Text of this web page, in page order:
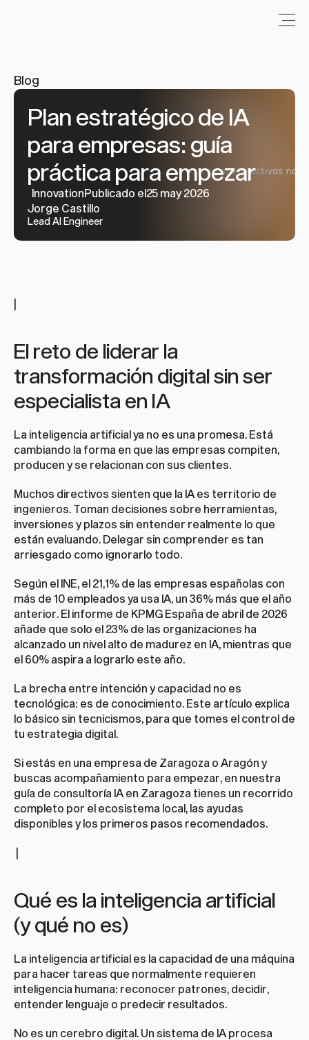
Blog
Plan estratégico de IA
para empresas: guía
práctica para empezar
InnovationPublicado el25 may 2026
Jorge Castillo
Lead AI Engineer
|
El reto de liderar la
transformación digital sin ser
especialista en IA
La inteligencia artificial ya no es una promesa. Está
cambiando la forma en que las empresas compiten,
producen y se relacionan con sus clientes.
Muchos directivos sienten que la IA es territorio de
ingenieros. Toman decisiones sobre herramientas,
inversiones y plazos sin entender realmente lo que
están evaluando. Delegar sin comprender es tan
arriesgado como ignorarlo todo.
Según el INE, el 21,1% de las empresas españolas con
más de 10 empleados ya usa IA, un 36% más que el año
anterior. El informe de KPMG España de abril de 2026
añade que solo el 23% de las organizaciones ha
alcanzado un nivel alto de madurez en IA, mientras que
el 60% aspira a lograrlo este año.
La brecha entre intención y capacidad no es
tecnológica: es de conocimiento. Este artículo explica
lo básico sin tecnicismos, para que tomes el control de
tu estrategia digital.
Si estás en una empresa de Zaragoza o Aragón y
buscas acompañamiento para empezar, en nuestra
guía de consultoría IA en Zaragoza tienes un recorrido
completo por el ecosistema local, las ayudas
disponibles y los primeros pasos recomendados.
|
Qué es la inteligencia artificial
(y qué no es)
La inteligencia artificial es la capacidad de una máquina
para hacer tareas que normalmente requieren
inteligencia humana: reconocer patrones, decidir,
entender lenguaje o predecir resultados.
No es un cerebro digital. Un sistema de IA procesa